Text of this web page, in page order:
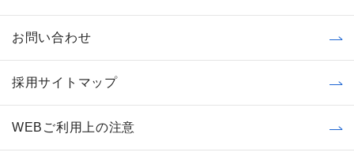
お問い合わせ
採用サイトマップ
WEBご利用上の注意